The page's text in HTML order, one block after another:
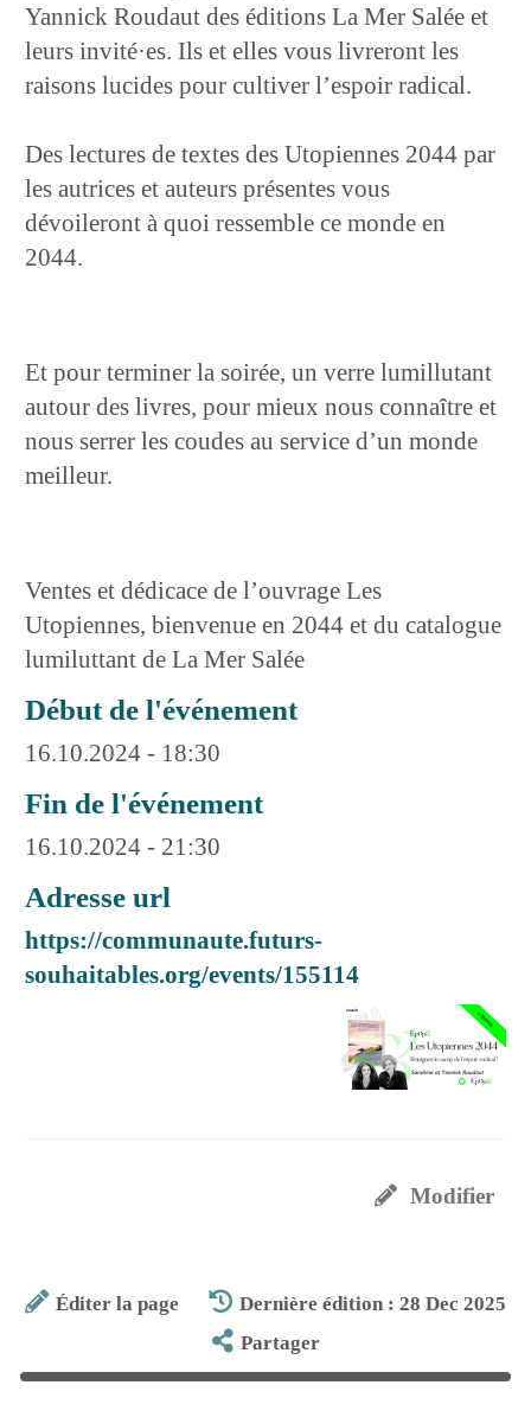
Yannick Roudaut des éditions La Mer Salée et
leurs invité·es. Ils et elles vous livreront les
raisons lucides pour cultiver l’espoir radical.
Des lectures de textes des Utopiennes 2044 par
les autrices et auteurs présentes vous
dévoileront à quoi ressemble ce monde en
2044.
Et pour terminer la soirée, un verre lumillutant
autour des livres, pour mieux nous connaître et
nous serrer les coudes au service d’un monde
meilleur.
Ventes et dédicace de l’ouvrage Les
Utopiennes, bienvenue en 2044 et du catalogue
lumiluttant de La Mer Salée
Début de l'événement
16.10.2024 - 18:30
Fin de l'événement
16.10.2024 - 21:30
Adresse url
https://communaute.futurs-
souhaitables.org/events/155114
Modifier
Éditer la page
Dernière édition : 28 Dec 2025
Partager